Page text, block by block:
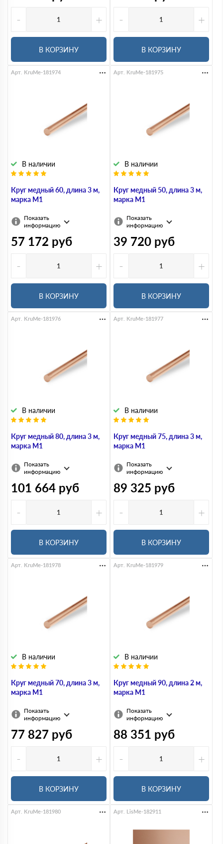
-
+
В КОРЗИНУ
-
+
В КОРЗИНУ
Круг медный 60, длина 3 м,
марка М1
В наличии
Арт. KruMe-181974
Показать
информацию
57 172 руб
-
+
В КОРЗИНУ
Круг медный 50, длина 3 м,
марка М1
В наличии
Арт. KruMe-181975
Показать
информацию
39 720 руб
-
+
В КОРЗИНУ
Круг медный 80, длина 3 м,
марка М1
В наличии
Арт. KruMe-181976
Показать
информацию
101 664 руб
-
+
В КОРЗИНУ
Круг медный 75, длина 3 м,
марка М1
В наличии
Арт. KruMe-181977
Показать
информацию
89 325 руб
-
+
В КОРЗИНУ
Круг медный 70, длина 3 м,
марка М1
В наличии
Арт. KruMe-181978
Показать
информацию
77 827 руб
-
+
В КОРЗИНУ
Круг медный 90, длина 2 м,
марка М1
В наличии
Арт. KruMe-181979
Показать
информацию
88 351 руб
-
+
В КОРЗИНУ
Арт. KruMe-181980 Арт. LisMe-182911